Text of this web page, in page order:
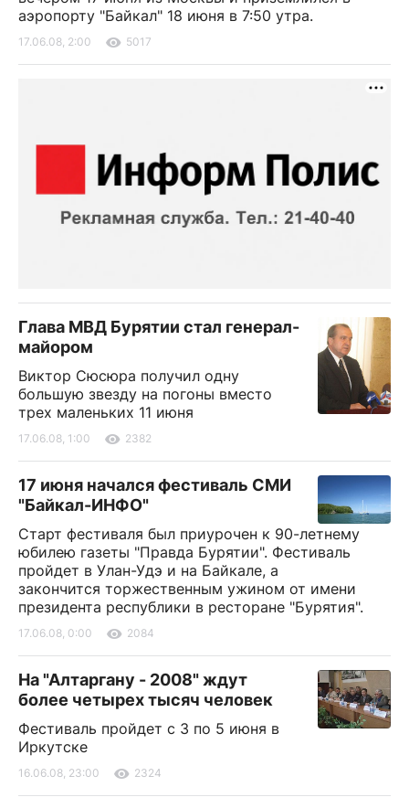
аэропорту "Байкал" 18 июня в 7:50 утра.
17.06.08, 2:00 5017
Глава МВД Бурятии стал генерал-
майором
Виктор Сюсюра получил одну
большую звезду на погоны вместо
трех маленьких 11 июня
17.06.08, 1:00 2382
17 июня начался фестиваль СМИ
"Байкал-ИНФО"
Старт фестиваля был приурочен к 90-летнему
юбилею газеты "Правда Бурятии". Фестиваль
пройдет в Улан-Удэ и на Байкале, а
закончится торжественным ужином от имени
президента республики в ресторане "Бурятия".
17.06.08, 0:00 2084
На "Алтаргану - 2008" ждут
более четырех тысяч человек
Фестиваль пройдет с 3 по 5 июня в
Иркутске
16.06.08, 23:00 2324